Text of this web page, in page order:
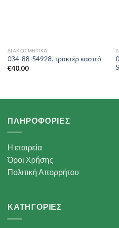
ΔΙΑΚΟΣΜΗΤΙΚΆ
034-88-54928. τρακτέρ κασπό
€40.00
ΠΛΗΡΟΦΟΡΙΕΣ
Η εταιρεία
Όροι Χρήσης
Πολιτική Απορρήτου
ΚΑΤΗΓΟΡΙΕΣ